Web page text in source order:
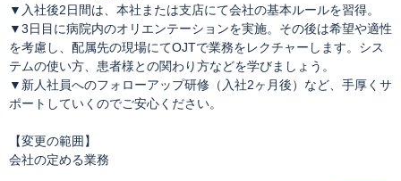
▼入社後2日間は、本社または支店にて会社の基本ルールを習得。
▼3日目に病院内のオリエンテーションを実施。その後は希望や適性
を考慮し、配属先の現場にてOJTで業務をレクチャーします。シス
テムの使い方、患者様との関わり方などを学びましょう。
▼新人社員へのフォローアップ研修（入社2ヶ月後）など、手厚くサ
ポートしていくのでご安心ください。
【変更の範囲】
会社の定める業務